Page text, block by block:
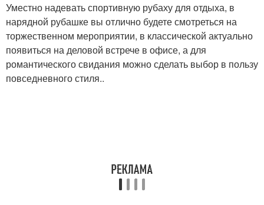
Уместно надевать спортивную рубаху для отдыха, в
нарядной рубашке вы отлично будете смотреться на
торжественном мероприятии, в классической актуально
появиться на деловой встрече в офисе, а для
романтического свидания можно сделать выбор в пользу
повседневного стиля..